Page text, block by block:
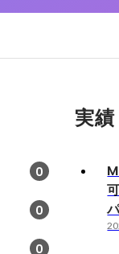
0
0
0
実績